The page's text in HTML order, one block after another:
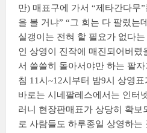
만) 매표구에 가서 “제타간다무
을 볼 거냐” “그 회는 다 팔렸는
실갱이는 전혀 할 필요가 없다
인 상영이 진작에 매진되어버렸
서 쓸쓸히 돌아서야만 하는 팔
침 11시~12시부터 밤9시 상영
바로는 시네팔레스에서는 인터
러니 현장판매표가 상당히 확보
로 사람들도 하루종일 상영하는